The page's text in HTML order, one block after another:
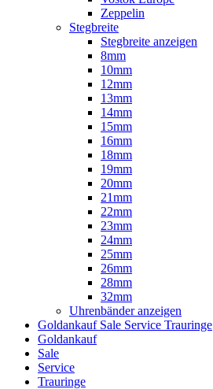
Zeppelin
Stegbreite
Stegbreite anzeigen
8mm
10mm
12mm
13mm
14mm
15mm
16mm
18mm
19mm
20mm
21mm
22mm
23mm
24mm
25mm
26mm
28mm
32mm
Uhrenbänder anzeigen
Goldankauf Sale Service Trauringe
Goldankauf
Sale
Service
Trauringe